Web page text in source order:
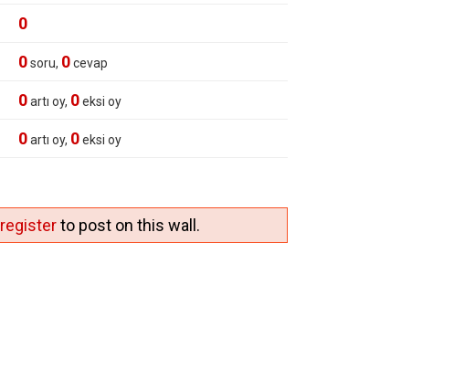
0
0soru, 0cevap
0artı oy, 0eksi oy
0artı oy, 0eksi oy
registerto post on this wall.